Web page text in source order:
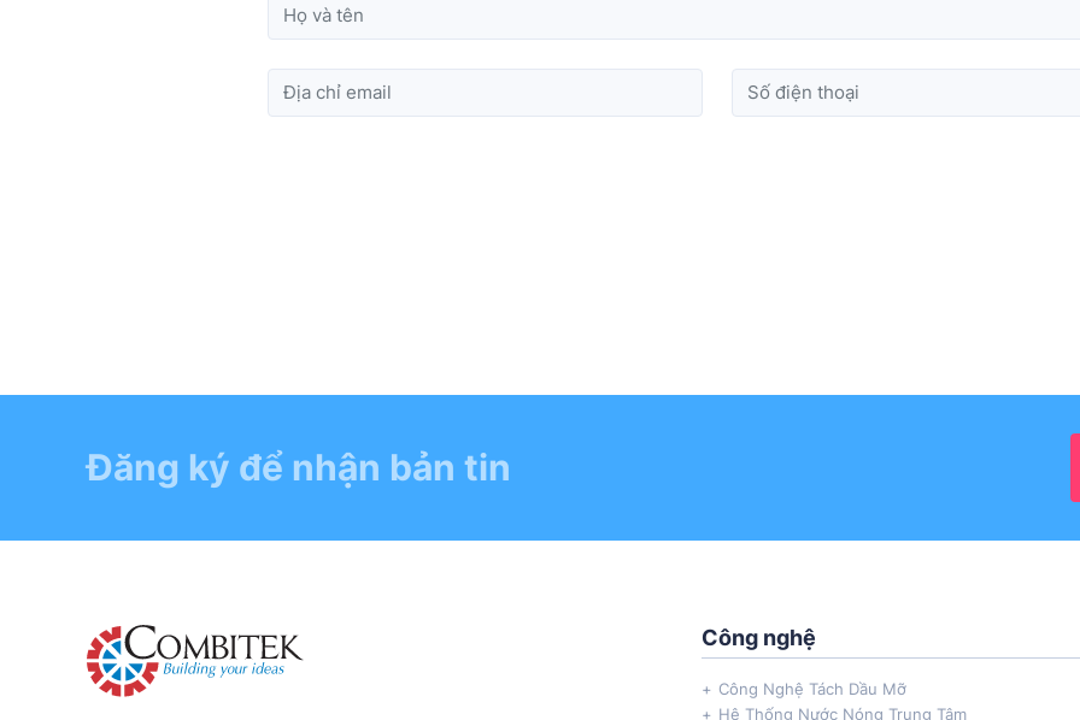
Đăng ký để nhận bản tin
Công nghệ
Công Nghệ Tách Dầu Mỡ
Hệ Thống Nước Nóng Trung Tâm